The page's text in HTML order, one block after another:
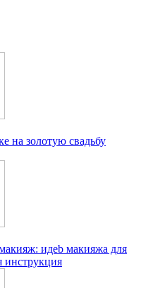
на золотую свадьбу
идеb макияжа для
инструкция